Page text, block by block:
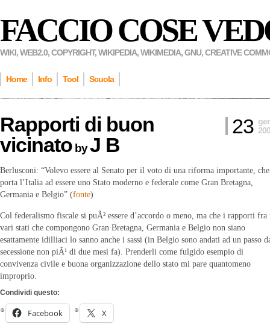
FACCIO COSE
WIKI, WEB2.0, COPYRIGHT, WIKIPEDIA, WIKIMEDIA, GNU, CREATIVE
Home Info Tool Scuola
Rapporti di buon
vicinato byJ B
23
Berlusconi: “Volevo essere al Senato per il voto di una riforma importante, che
porta l’Italia ad essere uno Stato moderno e federale come Gran Bretagna,
Germania e Belgio” (fonte)
Col federalismo fiscale si puÃ² essere d’accordo o meno, ma che i rapporti fra
vari stati che compongono Gran Bretagna, Germania e Belgio non siano
esattamente idilliaci lo sanno anche i sassi (in Belgio sono andati ad un passo
secessione non piÃ¹ di due mesi fa). Prenderli come fulgido esempio di
convivenza civile e buona organizzazione dello stato mi pare quantomeno
improprio.
Condividi questo:
Facebook X